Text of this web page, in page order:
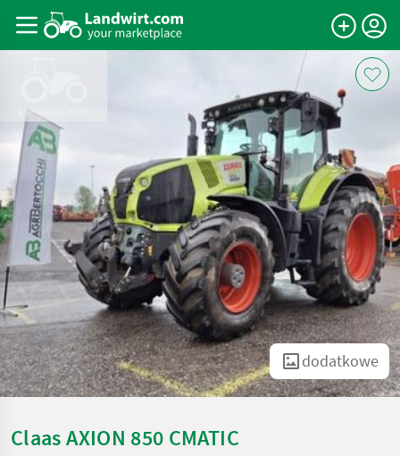
dodatkowe
Claas AXION 850 CMATIC